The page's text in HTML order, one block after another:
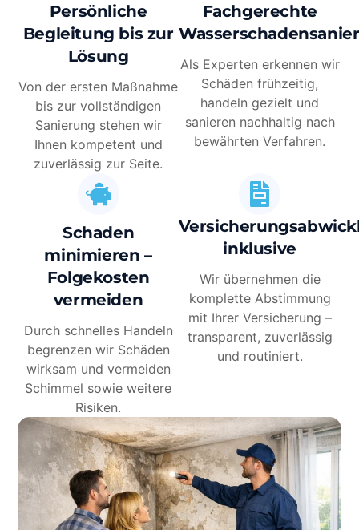
Persönliche
Begleitung bis zur
Lösung
Von der ersten Maßnahme
bis zur vollständigen
Sanierung stehen wir
Ihnen kompetent und
zuverlässig zur Seite.
Fachgerechte
Als Experten erkennen wir
Schäden frühzeitig,
handeln gezielt und
sanieren nachhaltig nach
bewährten Verfahren.
Schaden
minimieren –
Folgekosten
vermeiden
Durch schnelles Handeln
begrenzen wir Schäden
wirksam und vermeiden
Schimmel sowie weitere
Risiken.
inklusive
Wir übernehmen die
komplette Abstimmung
mit Ihrer Versicherung –
transparent, zuverlässig
und routiniert.